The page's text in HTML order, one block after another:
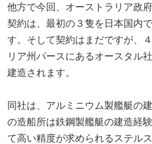
他方で今回、オーストラリア政
契約は、最初の３隻を日本国内
す。そして契約はまだですが、
リア州パースにあるオースタル
建造されます。
同社は、アルミニウム製艦艇の
の造船所は鉄鋼製艦艇の建造経
て高い精度が求められるステル